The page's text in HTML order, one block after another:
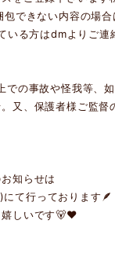
できない内容の場
る方はdmよりご連
の事故や怪我等、
又、保護者様ご監督
知らせは
)にて行っております🪶
嬉しいです🐻❤︎